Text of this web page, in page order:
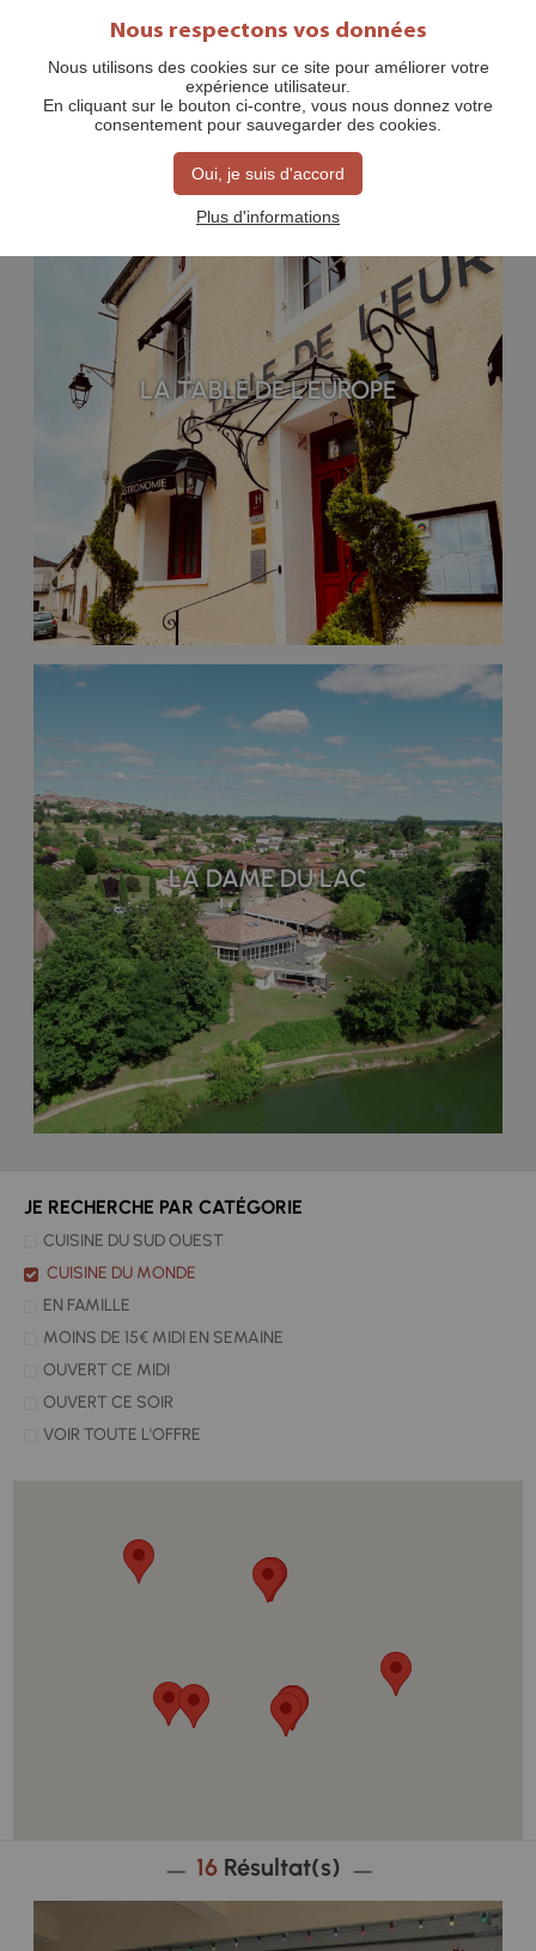
MANGER AU RESTAURANT
LA TABLE DE L'EUROPE
LA DAME DU LAC
JE RECHERCHE PAR CATÉGORIE
CUISINE DU SUD OUEST
CUISINE DU MONDE
EN FAMILLE
MOINS DE 15€ MIDI EN SEMAINE
OUVERT CE MIDI
OUVERT CE SOIR
VOIR TOUTE L'OFFRE
16Résultat(s)
Nous respectons vos données
Nous utilisons des cookies sur ce site pour améliorer votre
expérience utilisateur.
En cliquant sur le bouton ci-contre, vous nous donnez votre
consentement pour sauvegarder des cookies.
Oui, je suis d'accord
Plus d'informations